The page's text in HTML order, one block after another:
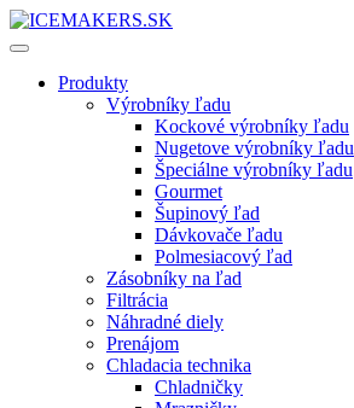
Produkty
Výrobníky ľadu
Kockové výrobníky ľadu
Nugetove výrobníky ľadu
Špeciálne výrobníky ľadu
Gourmet
Šupinový ľad
Dávkovače ľadu
Polmesiacový ľad
Zásobníky na ľad
Filtrácia
Náhradné diely
Prenájom
Chladacia technika
Chladničky